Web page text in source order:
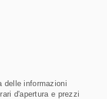
delle informazioni
d'apertura e prezzi